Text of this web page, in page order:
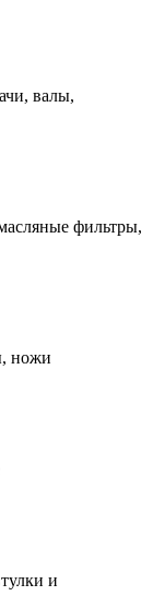
валы,
фильтры,
ножи
и